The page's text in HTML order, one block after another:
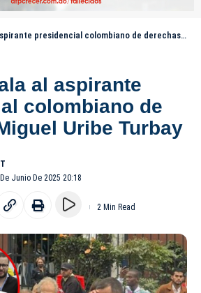
presidencial colombiano de derechas Miguel Uribe Turbay
al aspirante
colombiano de
Uribe Turbay
Junio De 2025 20:18
2 Min Read